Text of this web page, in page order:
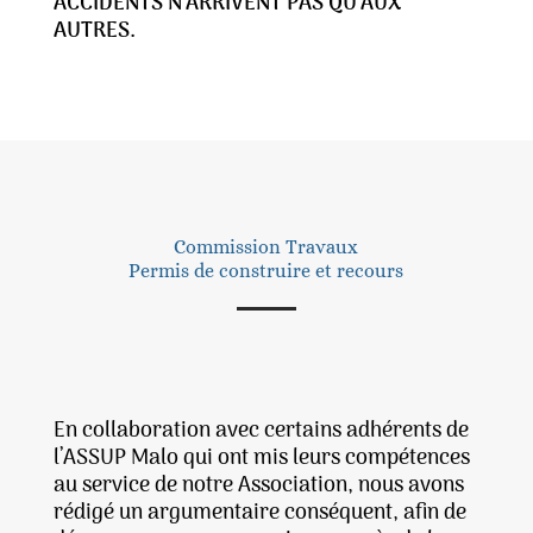
AUTRES.
Commission Travaux
Permis de construire et recours
En collaboration avec certains adhérents de
l’ASSUP Malo qui ont mis leurs compétences
au service de notre Association, nous avons
rédigé un argumentaire conséquent, afin de